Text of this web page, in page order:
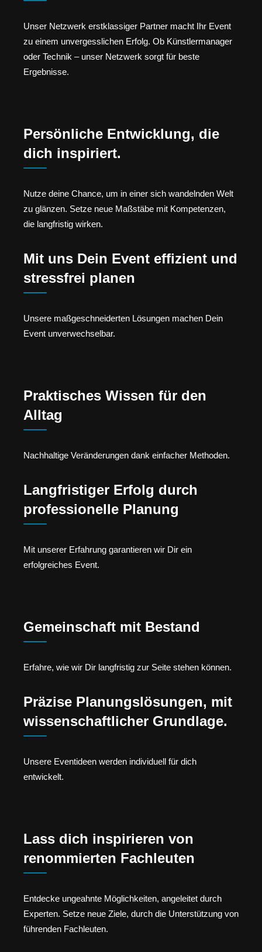
Unser Netzwerk erstklassiger Partner macht Ihr Event
zu einem unvergesslichen Erfolg. Ob Künstlermanager
oder Technik – unser Netzwerk sorgt für beste
Ergebnisse.
Persönliche Entwicklung, die
dich inspiriert.
Nutze deine Chance, um in einer sich wandelnden Welt
zu glänzen. Setze neue Maßstäbe mit Kompetenzen,
die langfristig wirken.
Mit uns Dein Event effizient und
stressfrei planen
Unsere maßgeschneiderten Lösungen machen Dein
Event unverwechselbar.
Praktisches Wissen für den
Alltag
Nachhaltige Veränderungen dank einfacher Methoden.
Langfristiger Erfolg durch
professionelle Planung
Mit unserer Erfahrung garantieren wir Dir ein
erfolgreiches Event.
Gemeinschaft mit Bestand
Erfahre, wie wir Dir langfristig zur Seite stehen können.
Präzise Planungslösungen, mit
wissenschaftlicher Grundlage.
Unsere Eventideen werden individuell für dich
entwickelt.
Lass dich inspirieren von
renommierten Fachleuten
Entdecke ungeahnte Möglichkeiten, angeleitet durch
Experten. Setze neue Ziele, durch die Unterstützung von
führenden Fachleuten.